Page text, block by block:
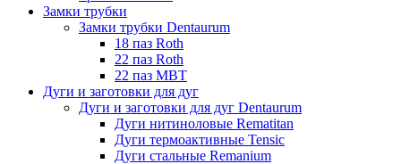
Замки трубки
Замки трубки Dentaurum
18 паз Roth
22 паз Roth
22 паз МВТ
Дуги и заготовки для дуг
Дуги и заготовки для дуг Dentaurum
Дуги нитиноловые Rematitan
Дуги термоактивные Tensic
Дуги стальные Remanium